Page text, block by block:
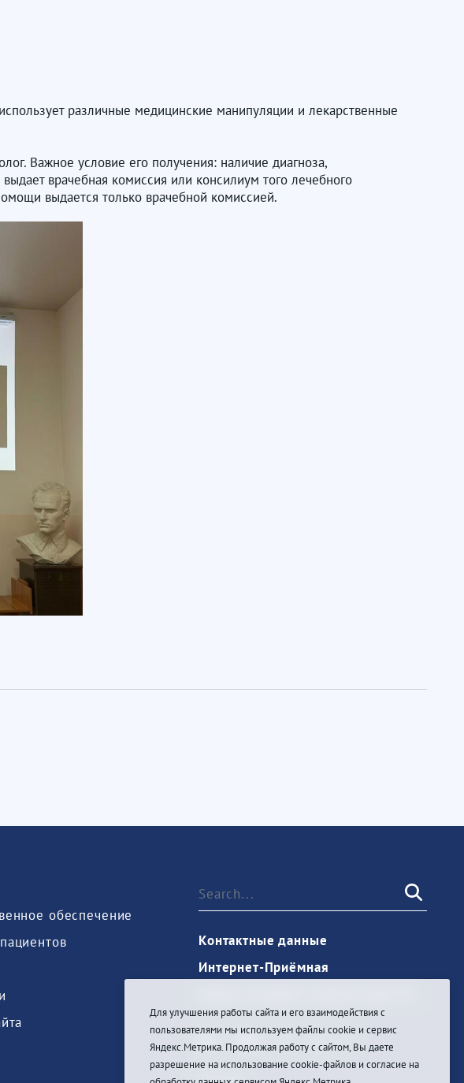
различные медицинские манипуляции и лекарственные
Важное условие его получения: наличие диагноза,
врачебная комиссия или консилиум того лечебного
выдается только врачебной комиссией.
обеспечение
Контактные данные
Интернет-Приёмная
Sign In
Для улучшения работы сайта и его взаимодействия с
пользователями мы используем файлы cookie и сервис
Яндекс.Метрика. Продолжая работу с сайтом, Вы даете
разрешение на использование cookie-файлов и согласие на